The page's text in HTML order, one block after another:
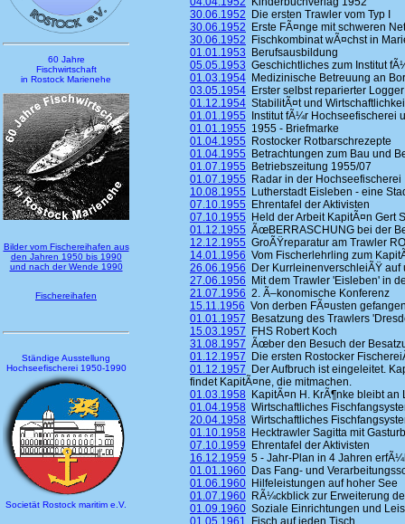
60 Jahre
Fischwirtschaft
in Rostock Marienehe
Bilder vom Fischereihafen aus
den Jahren 1950 bis 1990
und nach der Wende 1990
Fischereihafen
Ständige Ausstellung
Hochseefischerei 1950-1990
Societät Rostock maritim e.V.
30.06.1952 Die ersten Trawler vom Typ I
30.06.1952 Erste FÃ¤nge mit schweren
30.06.1952 Fischkombinat wÃ¤chst in
01.01.1953 Berufsausbildung
05.05.1953 Geschichtliches zum Institut
01.03.1954 Medizinische Betreuung an
03.05.1954 Erster selbst reparierter Logger
01.12.1954 StabilitÃ¤t und
01.01.1955 Institut fÃ¼r Hochseefischerei
01.01.1955 1955 - Briefmarke
01.04.1955 Rostocker Rotbarschrezepte
01.04.1955 Betrachtungen zum Bau und
01.07.1955 Betriebszeitung 1955/07
01.07.1955 Radar in der Hochseefischerei
10.08.1955 Lutherstadt Eisleben - eine
07.10.1955 Ehrentafel der Aktivisten
07.10.1955 Held der Arbeit KapitÃ¤n Gert
01.12.1955 ÃœBERRASCHUNG bei der
12.12.1955 GroÃŸreparatur am Trawler
14.01.1956 Vom Fischerlehrling zum
26.06.1956 Der KurrleinenverschleiÃŸ auf
27.06.1956 Mit dem Trawler 'Eisleben' in
21.07.1956 2. Ã–konomische Konferenz
15.11.1956 Von derben FÃ¤usten
01.01.1957 Besatzung des Trawlers
15.03.1957 FHS Robert Koch
31.08.1957 Ãœber den Besuch der
01.12.1957 Die ersten Rostocker
01.12.1957 Der Aufbruch ist eingeleitet.
findet KapitÃ¤ne, die mitmachen.
01.03.1958 KapitÃ¤n H. KrÃ¶nke bleibt an
01.04.1958 Wirtschaftliches
20.04.1958 Wirtschaftliches
01.10.1958 Hecktrawler Sagitta mit
07.10.1959 Ehrentafel der Aktivisten
16.12.1959 5 - Jahr-Plan in 4 Jahren
01.01.1960 Das Fang- und
01.06.1960 Hilfeleistungen auf hoher See
01.07.1960 RÃ¼ckblick zur Erweiterung
01.09.1960 Soziale Einrichtungen und
01.05.1961 Fisch auf jeden Tisch